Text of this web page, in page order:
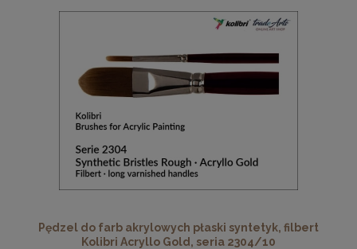
Pędzel do farb akrylowych płaski syntetyk, filbert
Kolibri Acryllo Gold, seria 2304/10